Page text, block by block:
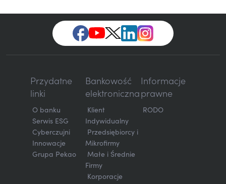
Przydatne
linki
O banku
Serwis ESG
Cyberczujni
Innowacje
Grupa Pekao
Bankowość
elektroniczna
Klient
Indywidualny
Przedsiębiorcy i
Mikrofirmy
Małe i Średnie
Firmy
Korporacje
Informacje
prawne
RODO